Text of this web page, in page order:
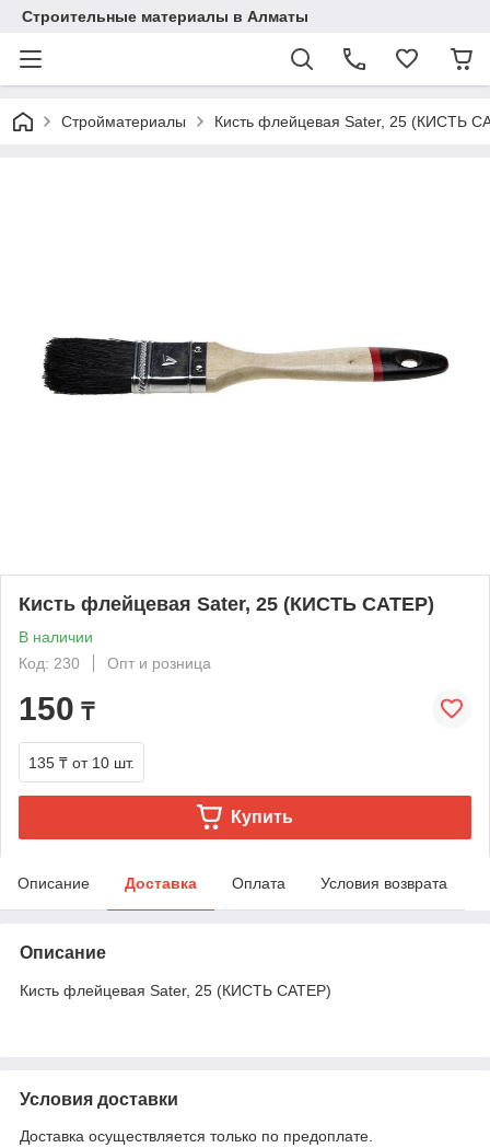
Строительные материалы в Алматы
Стройматериалы Кисть флейцевая Sater, 25 (КИСТЬ
Кисть флейцевая Sater, 25 (КИСТЬ САТЕР)
В наличии
Код: 230
Опт и розница
150 ₸
135 ₸ от 10 шт.
Купить
Описание Доставка Оплата Условия возврата
Описание
Кисть флейцевая Sater, 25 (КИСТЬ САТЕР)
Условия доставки
Доставка осуществляется только по предоплате.